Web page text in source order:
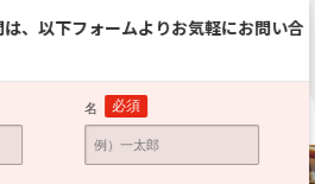
安心サポート 全国の提携有力書店
、以下フォームよりお気軽にお問い合
名 必須